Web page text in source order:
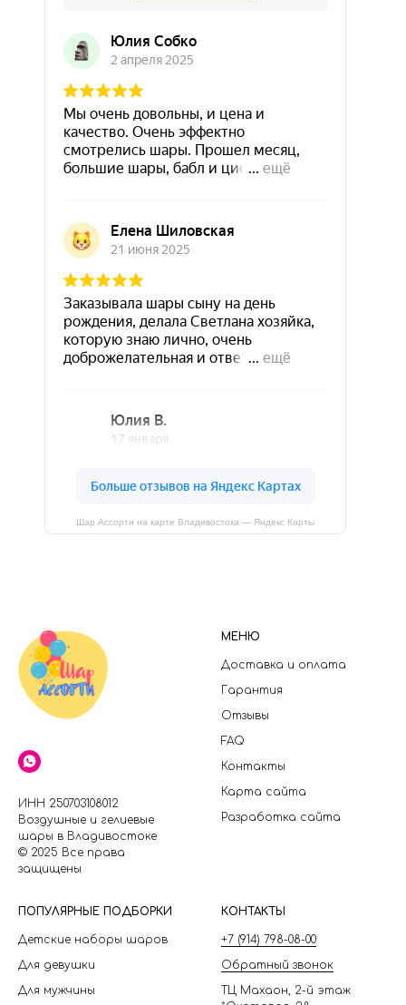
Шар Ассорти на карте Владивостока — Яндекс Карты
ИНН 250703108012
Воздушные и гелиевые
шары в Владивостоке
© 2025 Все права
защищены
МЕНЮ
Доставка и оплата
Гарантия
Отзывы
FAQ
Контакты
Карта сайта
Разработка сайта
ПОПУЛЯРНЫЕ ПОДБОРКИ
Детские наборы шаров
Для девушки
Для мужчины
КОНТАКТЫ
+7 (914) 798-08-00
Обратный звонок
ТЦ Махаон, 2-й этаж